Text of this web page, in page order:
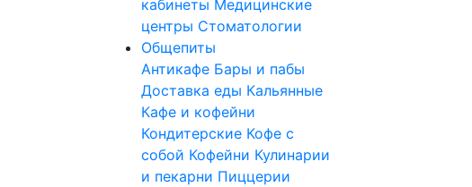
кабинеты Медицинские
центры Стоматологии
Общепиты
Антикафе Бары и пабы
Доставка еды Кальянные
Кафе и кофейни
Кондитерские Кофе с
собой Кофейни Кулинарии
и пекарни Пиццерии